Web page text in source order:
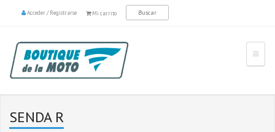
Mi carrito
Acceder/Registrarse
SENDA R